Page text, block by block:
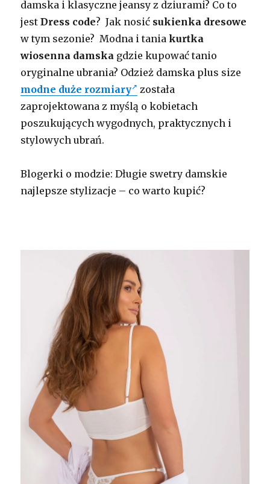
damska i klasyczne jeansy z dziurami? Co to
jestDress code? Jak nosić sukienka dresowe
w tym sezonie? Modna i taniakurtka
wiosenna damska gdzie kupować tanio
oryginalne ubrania? Odzież damska plus size
modne duże rozmiary
została
zaprojektowana z myślą o kobietach
poszukujących wygodnych, praktycznych i
stylowych ubrań.
Blogerki o modzie: Długie swetry damskie
najlepsze stylizacje – co warto kupić?